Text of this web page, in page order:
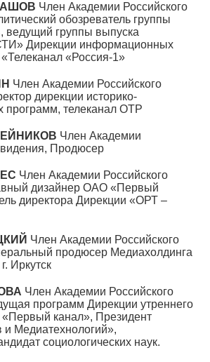
Член Академии Российского
обозреватель группы
ведущий группы выпуска
Дирекции информационных
«Россия-1»
Член Академии Российского
дирекции историко-
программ, телеканал ОТР
Член Академии
Продюсер
Член Академии Российского
дизайнер ОАО «Первый
директора Дирекции «ОРТ –
Член Академии Российского
продюсер Медиахолдинга
Иркутск
Член Академии Российского
программ Дирекции утреннего
канал», Президент
Медиатехнологий»,
социологических наук.